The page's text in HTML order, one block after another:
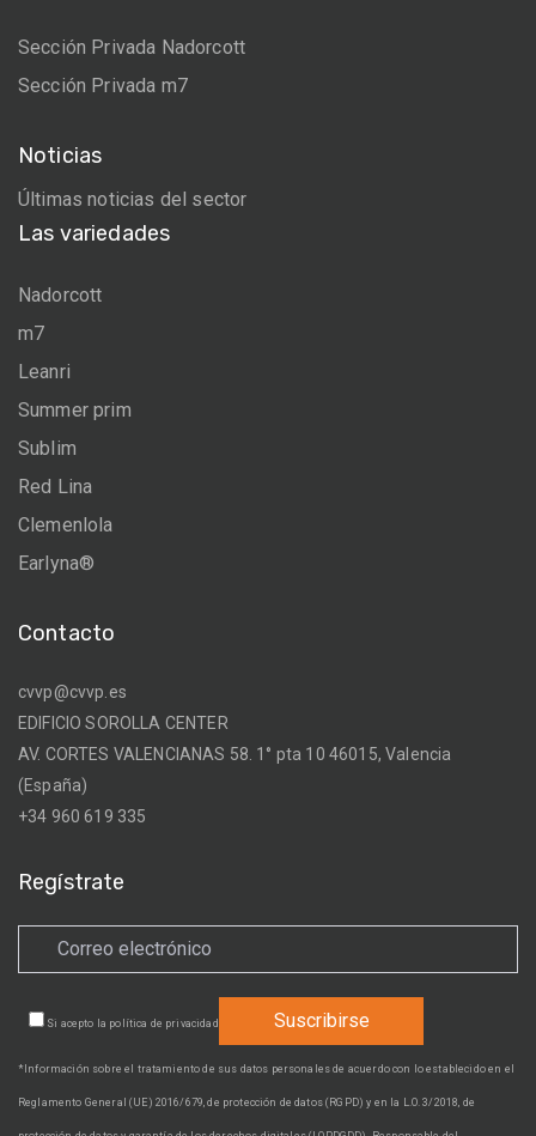
Sección Privada Nadorcott
Sección Privada m7
Noticias
Últimas noticias del sector
Las variedades
Nadorcott
m7
Leanri
Summer prim
Sublim
Red Lina
Clemenlola
Earlyna®
Contacto
cvvp@cvvp.es
EDIFICIO SOROLLA CENTER
AV. CORTES VALENCIANAS 58. 1° pta 10 46015, Valencia
(España)
+34 960 619 335
Regístrate
Si acepto la política de privacidad
*Información sobre el tratamiento de sus datos personales de acuerdo con lo establecido en el
Reglamento General (UE) 2016/679, de protección de datos (RGPD) y en la L.O. 3/2018, de